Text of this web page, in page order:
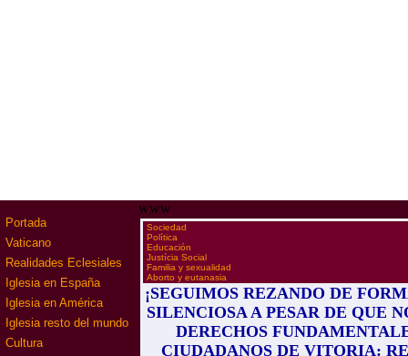
Portada
Vaticano
Realidades Eclesiales
Iglesia en España
Iglesia en América
Iglesia resto del mundo
Cultura
www
·Sociedad
·Política
·Educación
·Justícia Social
·Familia y sexualidad
·Aborto y eutanasia
¡SEGUIMOS REZANDO DE
SILENCIOSA A PESAR DE QUE
DERECHOS
CIUDADANOS DE VITORIA: